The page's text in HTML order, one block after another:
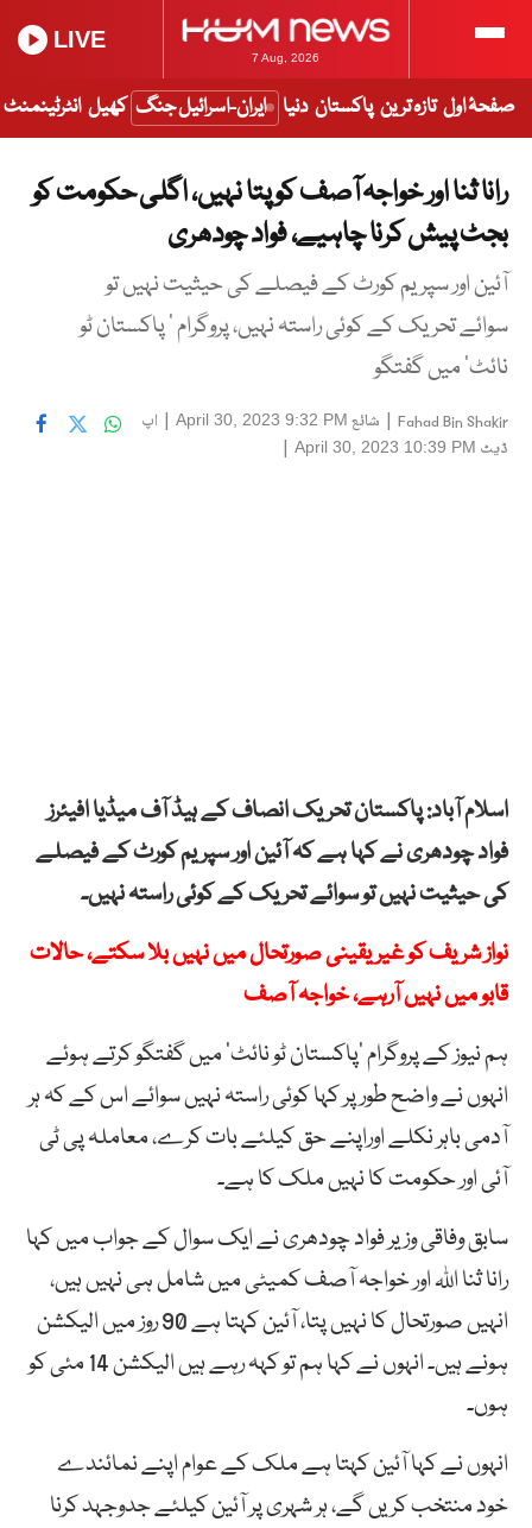
7 Aug, 2026
LIVE
صفحۂ اول تازہ ترین پاکستان دنیا ایران-اسرائیل جنگ کھیل انٹرٹینمنٹ
رانا ثنا اور خواجہ آصف کو پتا نہیں، اگلی حکومت کو
بجٹ پیش کرنا چاہیے، فواد چودھری
آئین اور سپریم کورٹ کے فیصلے کی حیثیت نہیں تو
سوائے تحریک کے کوئی راستہ نہیں، پروگرام ’ پاکستان ٹو
نائٹ‘ میں گفتگو
Fahad Bin Shakir
| شائع April 30, 2023 9:32 PM
| اپ
ڈیٹ April 30, 2023 10:39 PM
|
اسلام آباد: پاکستان تحریک انصاف کے ہیڈ آف میڈیا افیئرز
فواد چودھری نے کہا ہے کہ آئین اور سپریم کورٹ کے فیصلے
کی حیثیت نہیں تو سوائے تحریک کے کوئی راستہ نہیں۔
نواز شریف کو غیر یقینی صورتحال میں نہیں بلا سکتے، حالات
قابو میں نہیں آرہے، خواجہ آصف
ہم نیوز کے پروگرام ’پاکستان ٹو نائٹ‘ میں گفتگو کرتے ہوئے
انہوں نے واضح طور پر کہا کوئی راستہ نہیں سوائے اس کے کہ ہر
آدمی باہر نکلے اوراپنے حق کیلئے بات کرے، معاملہ پی ٹی
آئی اور حکومت کا نہیں ملک کا ہے۔
سابق وفاقی وزیر فواد چودھری نے ایک سوال کے جواب میں کہا
رانا ثنا اللہ اور خواجہ آصف کمیٹی میں شامل ہی نہیں ہیں،
انہیں صورتحال کا نہیں پتا، آئین کہتا ہے 90 روز میں الیکشن
ہونے ہیں۔ انہوں نے کہا ہم تو کہہ رہے ہیں الیکشن 14 مئی کو
ہوں۔
انہوں نے کہا آئین کہتا ہے ملک کے عوام اپنے نمائندے
خود منتخب کریں گے، ہر شہری پر آئین کیلئے جدوجہد کرنا